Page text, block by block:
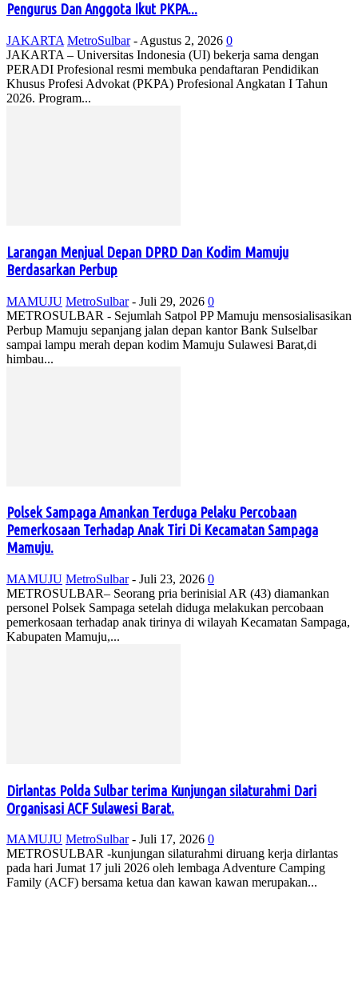
Pengurus Dan Anggota Ikut PKPA...
JAKARTA MetroSulbar - Agustus 2, 2026 0
JAKARTA – Universitas Indonesia (UI) bekerja sama dengan
PERADI Profesional resmi membuka pendaftaran Pendidikan
Khusus Profesi Advokat (PKPA) Profesional Angkatan I Tahun
2026. Program...
Larangan Menjual Depan DPRD Dan Kodim Mamuju
Berdasarkan Perbup
MAMUJU MetroSulbar - Juli 29, 2026 0
METROSULBAR - Sejumlah Satpol PP Mamuju mensosialisasikan
Perbup Mamuju sepanjang jalan depan kantor Bank Sulselbar
sampai lampu merah depan kodim Mamuju Sulawesi Barat,di
himbau...
Polsek Sampaga Amankan Terduga Pelaku Percobaan
Pemerkosaan Terhadap Anak Tiri Di Kecamatan Sampaga
Mamuju.
MAMUJU MetroSulbar - Juli 23, 2026 0
METROSULBAR– Seorang pria berinisial AR (43) diamankan
personel Polsek Sampaga setelah diduga melakukan percobaan
pemerkosaan terhadap anak tirinya di wilayah Kecamatan Sampaga,
Kabupaten Mamuju,...
Dirlantas Polda Sulbar terima Kunjungan silaturahmi Dari
Organisasi ACF Sulawesi Barat.
MAMUJU MetroSulbar - Juli 17, 2026 0
METROSULBAR -kunjungan silaturahmi diruang kerja dirlantas
pada hari Jumat 17 juli 2026 oleh lembaga Adventure Camping
Family (ACF) bersama ketua dan kawan kawan merupakan...